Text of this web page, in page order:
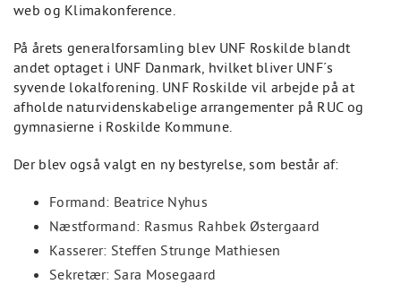
web og Klimakonference.
På årets generalforsamling blev UNF Roskilde blandt
andet optaget i UNF Danmark, hvilket bliver UNF´s
syvende lokalforening. UNF Roskilde vil arbejde på at
afholde naturvidenskabelige arrangementer på RUC og
gymnasierne i Roskilde Kommune.
Der blev også valgt en ny bestyrelse, som består af:
Formand: Beatrice Nyhus
Næstformand: Rasmus Rahbek Østergaard
Kasserer: Steffen Strunge Mathiesen
Sekretær: Sara Mosegaard